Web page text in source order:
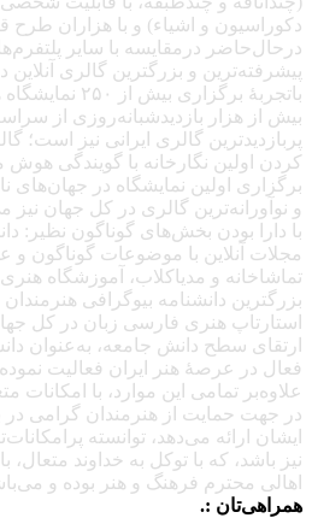
دکوراسیون و اشیاء) و با هزاران طرح
درحال‌حاضر درمقایسه با سایر
پیشرفته‌ترین و بزرگترین گالری
باتجربهٔ
بیش از هزار بازدیدشبانه‌روزی از
پربازدیدترین گالری ایرانی نیز است؛
کردن اولین نگارخانه با گویندگی هوش
برگزاری اولین نمایشگاه در جهان‌های
و نوآورانه‌ترین گالری در کل جهان نیز
با دارا بودن بخش‌های گوناگون نظیر:
مجلات آنلاین با موضوعات گوناگون و
تماشاخانه و مدیاکلاب، آموزشگاه
بزرگترین دانشنامه بیوگرافی
استارتاپ هنری فارسی زبان در کل
ارتقای سطح دانش جامعه، به‌عنوان
فعال در عرصهٔ هنر ایران فعالیت
علاوه‌بر تمامی این موارد، با امکانات
در جهت حمایت از هنرمندان گرامی در
ایشان ارائه می‌دهد، توانسته
نیز باشد، که با توکل به خداوند
اهالی محترم فرهنگ و هنر بوده و
همراهی‌تان :.